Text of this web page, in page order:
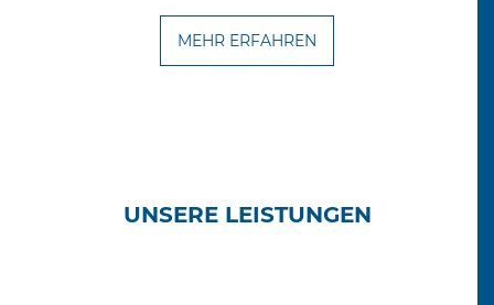
MEHR ERFAHREN
UNSERE LEISTUNGEN